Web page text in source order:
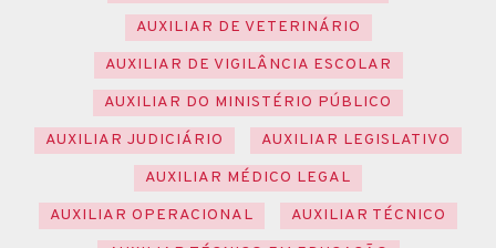
AUXILIAR DE VETERINÁRIO
AUXILIAR DE VIGILÂNCIA ESCOLAR
AUXILIAR DO MINISTÉRIO PÚBLICO
AUXILIAR JUDICIÁRIO
AUXILIAR LEGISLATIVO
AUXILIAR MÉDICO LEGAL
AUXILIAR OPERACIONAL
AUXILIAR TÉCNICO